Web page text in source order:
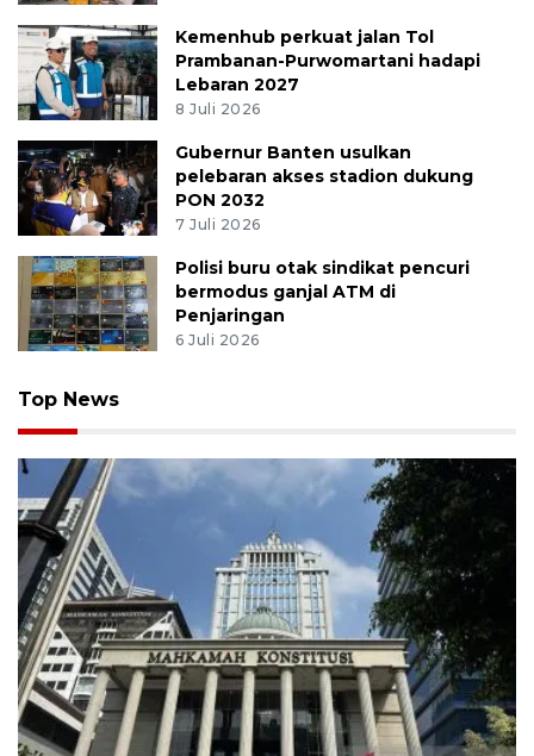
Kemenhub perkuat jalan Tol
Prambanan-Purwomartani hadapi
Lebaran 2027
8 Juli 2026
Gubernur Banten usulkan
pelebaran akses stadion dukung
PON 2032
7 Juli 2026
Polisi buru otak sindikat pencuri
bermodus ganjal ATM di
Penjaringan
6 Juli 2026
Top News